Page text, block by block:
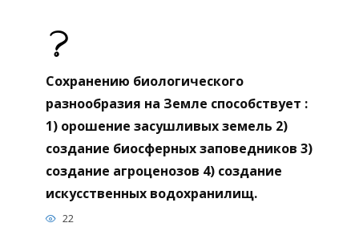
Сохранению биологического
разнообразия на Земле способствует :
1) орошение засушливых земель 2)
создание биосферных заповедников 3)
создание агроценозов 4) создание
искусственных водохранилищ.
22